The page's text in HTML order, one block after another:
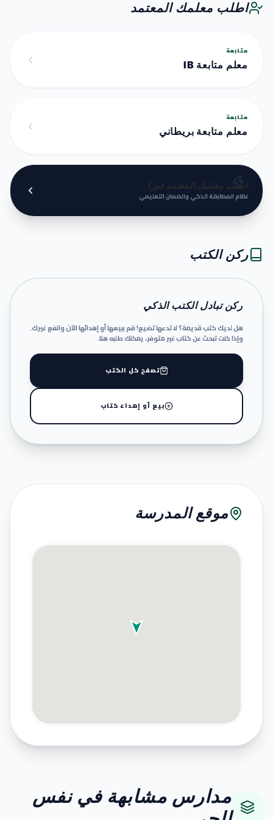
اطلب معلمك المعتمد
متابعة
معلم متابعة IB
متابعة
معلم متابعة بريطاني
اطلب معلمك المعتمد فوراً
نظام المطابقة الذكي والضمان التعليمي
ركن الكتب
ركن تبادل الكتب الذكي
هل لديك كتب قديمة؟ لا تدعها تضيع! قم ببيعها أو إهدائها الآن وانفع غيرك.
وإذا كنت تبحث عن كتاب غير متوفر، يمكنك طلبه هنا.
تصفح كل الكتب
بيع أو إهداء كتاب
موقع المدرسة
مدارس مشابهة في نفس